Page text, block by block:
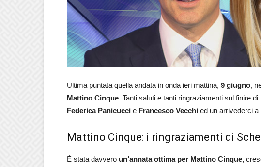
Ultima puntata quella andata in onda ieri mattina, 9 giugno,
Mattino Cinque. Tanti saluti e tanti ringraziamenti sul finire
Federica Panicucci e Francesco Vecchi ed un arrivederci a
Mattino Cinque: i ringraziamenti di
È stata davvero un’annata ottima per Mattino Cinque,